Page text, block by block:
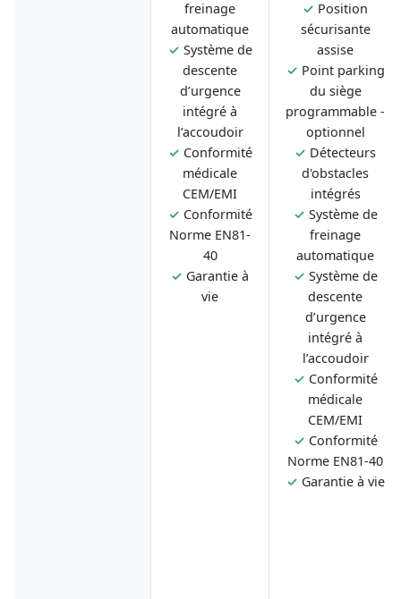
freinage
automatique
✓ Système de
descente
d’urgence
intégré à
l’accoudoir
✓ Conformité
médicale
CEM/EMI
✓ Conformité
Norme EN81-
40
✓ Garantie à
vie
✓ Position
sécurisante
assise
✓ Point parking
du siège
programmable -
optionnel
✓ Détecteurs
d'obstacles
intégrés
✓ Système de
freinage
automatique
✓ Système de
descente
d’urgence
intégré à
l’accoudoir
✓ Conformité
médicale
CEM/EMI
✓ Conformité
Norme EN81-40
✓ Garantie à vie